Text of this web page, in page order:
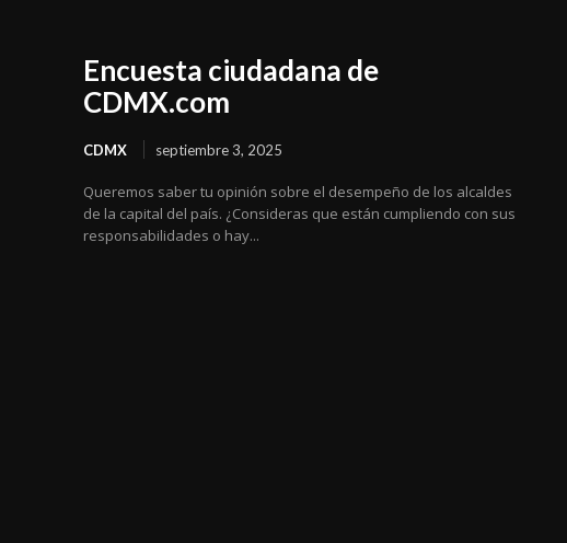
Encuesta ciudadana de
CDMX.com
CDMX septiembre 3, 2025
Queremos saber tu opinión sobre el desempeño de los alcaldes
de la capital del país. ¿Consideras que están cumpliendo con sus
responsabilidades o hay...